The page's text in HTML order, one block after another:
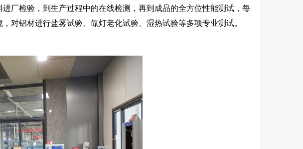
厂检验，到生产过程中的在线检测，再到成品的全方位性能测试，每
对铝材进行盐雾试验、氙灯老化试验、湿热试验等多项专业测试。